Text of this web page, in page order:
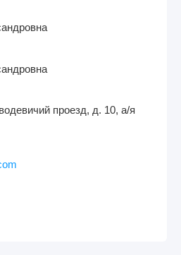
проезд, д. 10, а/я